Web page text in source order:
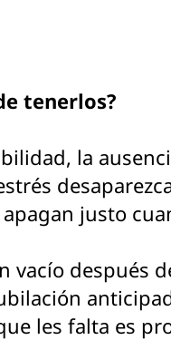
tenerlos?
la
justo
después
les falta es